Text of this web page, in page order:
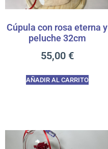
Cúpula con rosa eterna y
peluche 32cm
55,00 €
AÑADIR AL CARRITO